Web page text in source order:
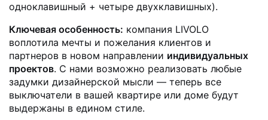
одноклавишный + четыре двухклавишных).
Ключевая особенность: компания LIVOLO
воплотила мечты и пожелания клиентов и
партнеров в новом направлении индивидуальных
проектов. С нами возможно реализовать любые
задумки дизайнерской мысли — теперь все
выключатели в вашей квартире или доме будут
выдержаны в едином стиле.